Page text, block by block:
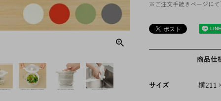
※ご注文手続きページに
商品仕
サイズ 横